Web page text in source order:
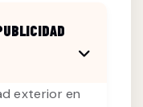
exterior en